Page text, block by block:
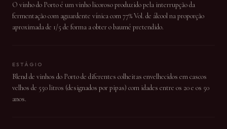
O vinho do Porto é um vinho licoroso produzido pela interrupção da
fermentação com aguardente vínica com 77% Vol. de álcool na proporção
aproximada de 1/5 de forma a obter o baumé pretendido.
ESTÁGIO
Blend de vinhos do Porto de diferentes colheitas envelhecidos em cascos
velhos de 550 litros (designados por pipas) com idades entre os 20 e os 50
anos.